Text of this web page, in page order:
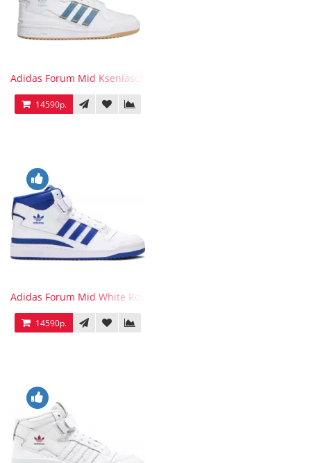
Adidas Forum Mid Kseniaschnaider
14590р.
Adidas Forum Mid White Royal Blue
14590р.